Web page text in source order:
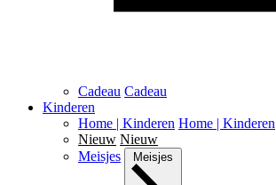
Cadeau Cadeau
Kinderen
Home | Kinderen Home | Kinderen
Nieuw Nieuw
Meisjes
Meisjes